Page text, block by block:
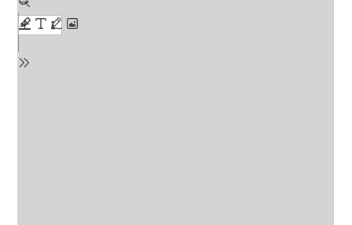
PDF
content